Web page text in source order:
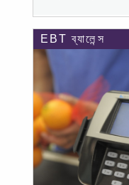
EBT ব্যালেন্স